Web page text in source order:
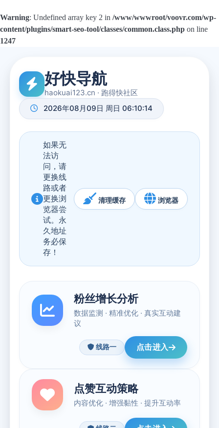
Warning: Undefined array key 2 in /www/wwwroot/voovr.com/wp-
content/plugins/smart-seo-tool/classes/common.class.php on line
1247